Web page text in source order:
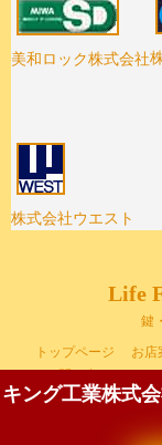
美和ロック株式会社
株式会社ウエスト
Life
鍵
トップページ
お店
弊社の
Copyright(c) 2006-
キング工業株式